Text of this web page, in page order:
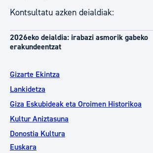
Kontsultatu azken deialdiak:
2026eko deialdia: irabazi asmorik gabeko
erakundeentzat
Gizarte Ekintza
Lankidetza
Giza Eskubideak eta Oroimen Historikoa
Kultur Aniztasuna
Donostia Kultura
Euskara